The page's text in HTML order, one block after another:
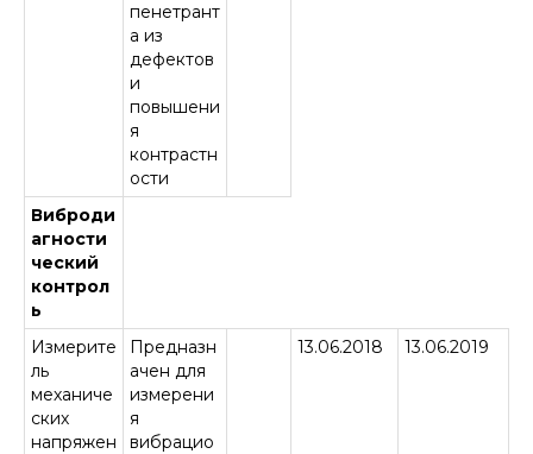
пенетрант
а из
дефектов
и
повышени
я
контрастн
ости
Виброди
агности
ческий
контрол
ь
Измерите
ль
механиче
ских
напряжен
Предназн
ачен для
измерени
я
вибрацио
13.06.2018 13.06.2019